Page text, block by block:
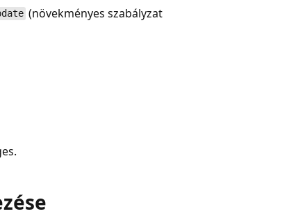
(növekményes szabályzat